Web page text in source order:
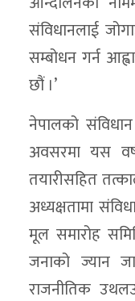
संविधानलाई
सम्बोधन गर्न
छौं ।’
नेपालको
अवसरमा यस
तयारीसहित
अध्यक्षतामा
मूल समारोह
जनाको ज्यान
राजनीतिक